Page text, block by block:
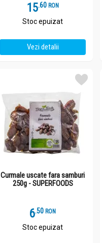
15.6 RON
Stoc epuizat
Vezi detalii
Curmale uscate fara samburi
250g - SUPERFOODS
6.5 RON
Stoc epuizat